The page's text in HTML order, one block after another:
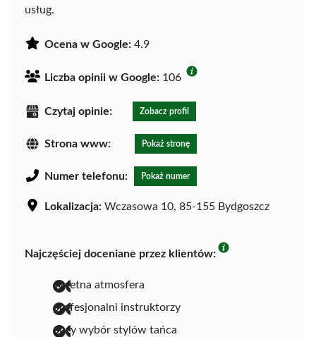
usług.
Ocena w Google: 4.9
Liczba opinii w Google: 106
Czytaj opinie: Zobacz profil
Strona www: Pokaż stronę
Numer telefonu: Pokaż numer
Lokalizacja: Wczasowa 10, 85-155 Bydgoszcz
Najczęściej doceniane przez klientów:
świetna atmosfera
profesjonalni instruktorzy
duży wybór stylów tańca